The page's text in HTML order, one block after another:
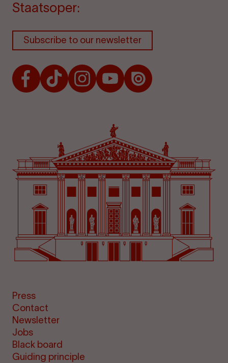
Staatsoper:
Subscribe to our newsletter
FacebookTikTok InstagramYoutubeIssuu
Press
Contact
Newsletter
Jobs
Black board
Guiding principle